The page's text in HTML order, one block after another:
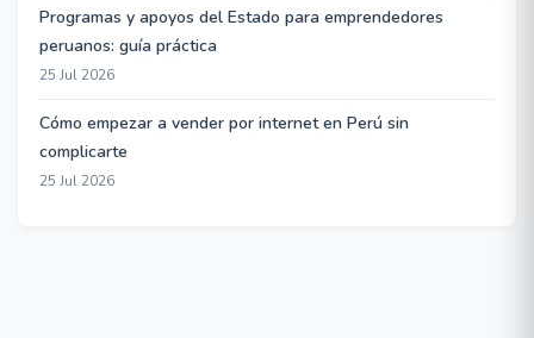
Programas y apoyos del Estado para emprendedores
peruanos: guía práctica
25 Jul 2026
Cómo empezar a vender por internet en Perú sin
complicarte
25 Jul 2026